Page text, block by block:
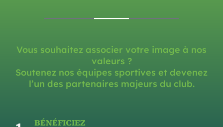
Vous souhaitez associer votre image à nos
valeurs ?
Soutenez nos équipes sportives et devenez
l’un des partenaires majeurs du club.
BÉNÉFICIEZ